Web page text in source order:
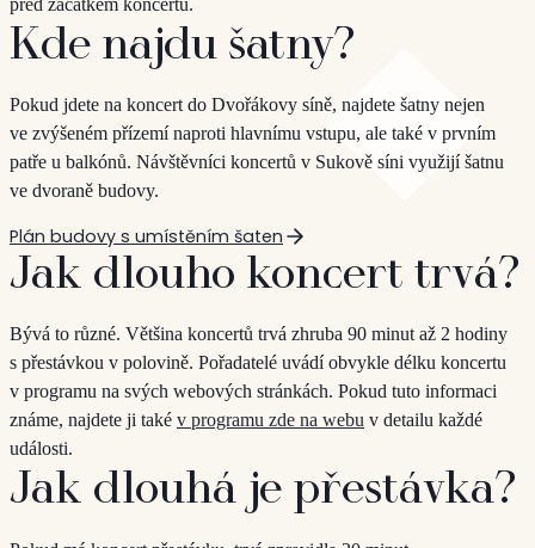
Kde najdu šatny?
Pokud jdete na koncert do Dvořákovy síně, najdete šatny nejen
ve zvýšeném přízemí naproti hlavnímu vstupu, ale také v prvním
patře u balkónů. Návštěvníci koncertů v Sukově síni využijí šatnu
ve dvoraně budovy.
Plán budovy s umístěním šaten
Jak dlouho koncert trvá?
Bývá to různé. Většina koncertů trvá zhruba 90 minut až 2 hodiny
s přestávkou v polovině. Pořadatelé uvádí obvykle délku koncertu
v programu na svých webových stránkách. Pokud tuto informaci
známe, najdete ji také v programu zde na webu v detailu každé
události.
Jak dlouhá je přestávka?